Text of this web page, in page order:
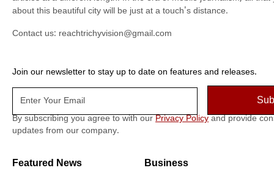
about this beautiful city will be just at a touch's distance.
Contact us: reachtrichyvision@gmail.com
Join our newsletter to stay up to date on features and releases.
By subscribing you agree to with our Privacy Policy and provide
updates from our company.
Featured News
Business